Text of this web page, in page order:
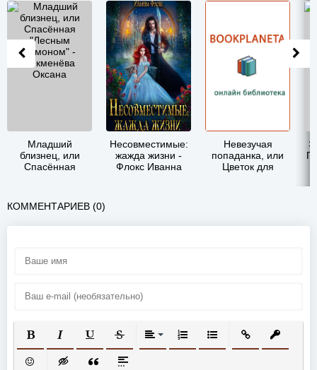
Младший
близнец, или
Спасённая
Чекменёва
Оксана
Несовместимые:
жажда жизни -
Флокс Иванна
Невезучая
попаданка, или
Цветок для
КОММЕНТАРИЕВ (0)
ПОЛУЖИРНЫЙ
КУРСИВПОДЧЕРКНУТЫЙ
ЗАЧЕРКНУТЫЙВЫРАВНИВАНИЕ
НУМЕРОВАННЫЙ СПИСОК
МАРКИРОВАННЫЙ
ВСТАВИТЬ